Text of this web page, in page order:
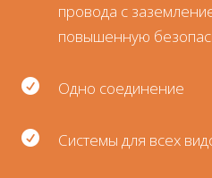
провода с
повышенную
 Одно соединение
 Системы для всех